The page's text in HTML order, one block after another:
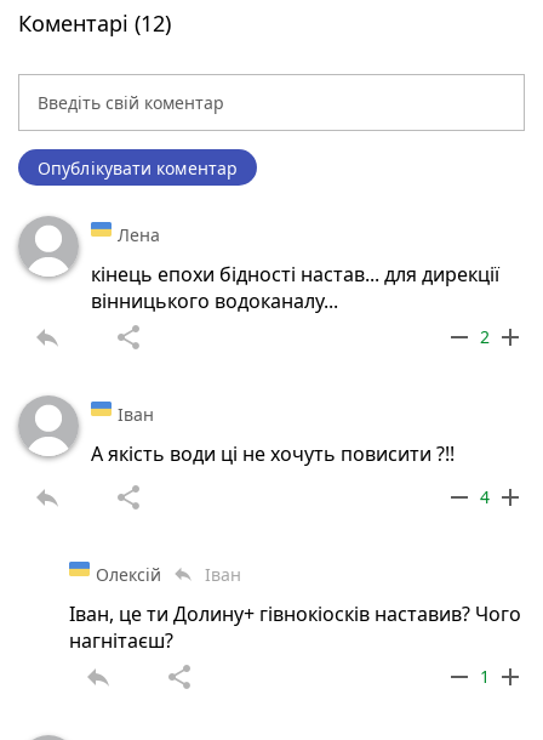
Коментарі (12)
Опублікувати коментар
Лена
кінець епохи бідності настав... для дирекції
вінницького водоканалу...
reply share remove 2 add
Іван
А якість води ці не хочуть повисити ?!!
reply share remove 4 add
Олексій reply Іван
Іван, це ти Долину+ гівнокіосків наставив? Чого
нагнітаєш?
reply share remove 1 add